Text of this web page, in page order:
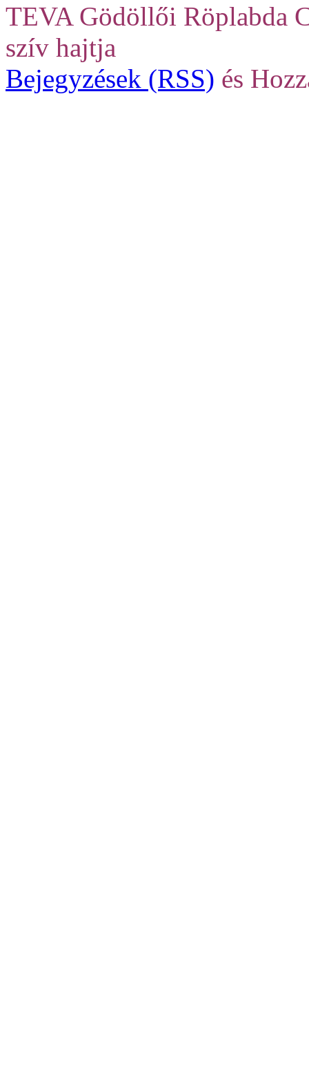
TEVA Gödöllői Röplabda
szív hajtja
Bejegyzések (RSS) és